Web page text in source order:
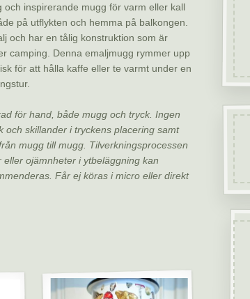
och inspirerande mugg för varm eller kall
på utflykten och hemma på balkongen.
och har en tålig konstruktion som är
camping. Denna emaljmugg rymmer upp
för att hålla kaffe eller te varmt under en
för hand, både mugg och tryck. Ingen
och skillander i tryckens placering samt
mugg till mugg. Tilverkningsprocessen
ojämnheter i ytbeläggning kan
Får ej köras i micro eller direkt